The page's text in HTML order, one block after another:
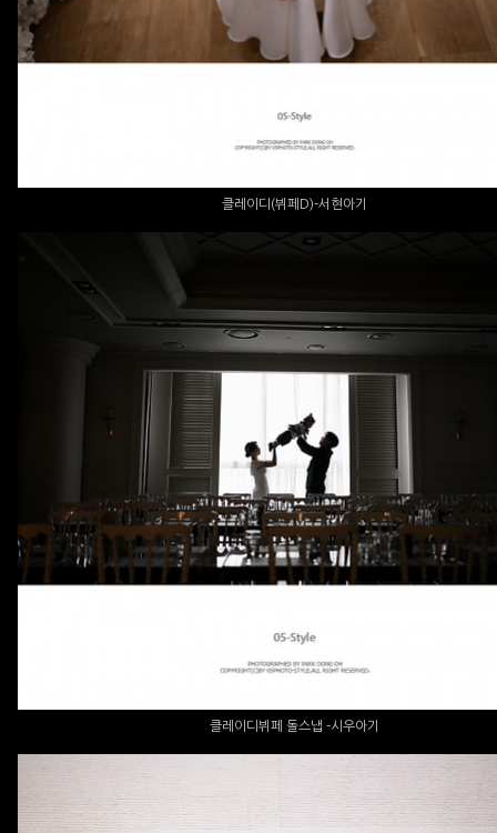
클레이디(뷔페D)-서현아기
클레이디뷔페 돌스냅 -시우아기
클레이디뷔페 돌스냅 -시우아기